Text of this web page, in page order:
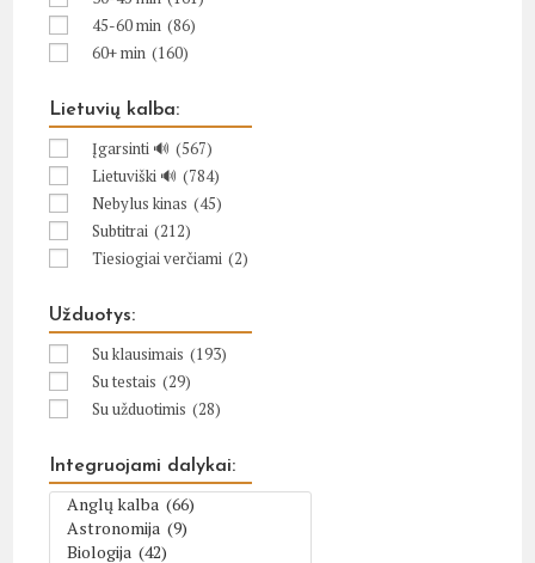
45-60 min (86)
60+ min (160)
Lietuvių kalba:
Įgarsinti 🔊 (567)
Lietuviški 🔊 (784)
Nebylus kinas (45)
Subtitrai (212)
Tiesiogiai verčiami (2)
Užduotys:
Su klausimais (193)
Su testais (29)
Su užduotimis (28)
Integruojami dalykai: